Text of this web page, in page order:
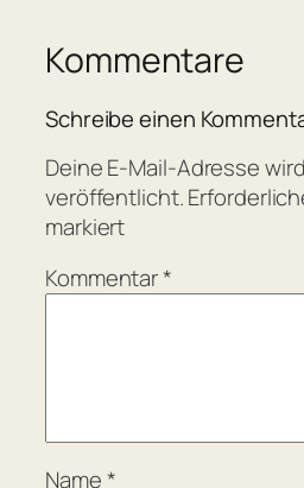
Kommentare
Schreibe einen
Deine E-Mail-Adresse
veröffentlicht.
markiert
Kommentar*
Name*